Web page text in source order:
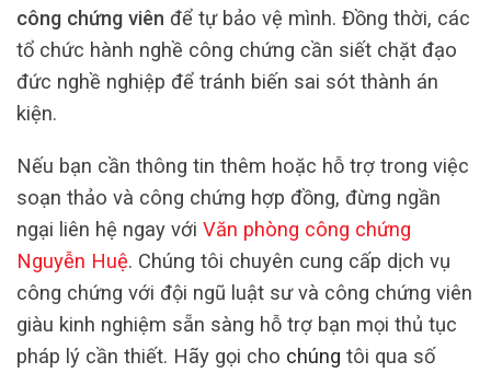
công chứng viên để tự bảo vệ mình. Đồng thời, các
tổ chức hành nghề công chứng cần siết chặt đạo
đức nghề nghiệp để tránh biến sai sót thành án
kiện.
Nếu bạn cần thông tin thêm hoặc hỗ trợ trong việc
soạn thảo và công chứng hợp đồng, đừng ngần
ngại liên hệ ngay với Văn phòng công chứng
Nguyễn Huệ. Chúng tôi chuyên cung cấp dịch vụ
công chứng với đội ngũ luật sư và công chứng viên
giàu kinh nghiệm sẵn sàng hỗ trợ bạn mọi thủ tục
pháp lý cần thiết. Hãy gọi cho chúng tôi qua số